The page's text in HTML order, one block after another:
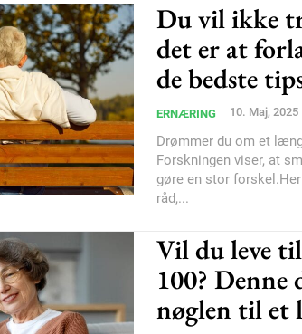
Du vil ikke
det er at
de bedste
ERNÆRING 10. Maj, 2025
Drømmer du om et
Forskningen viser, at
gøre en stor
råd,...
Vil du leve
100?
nøglen til et